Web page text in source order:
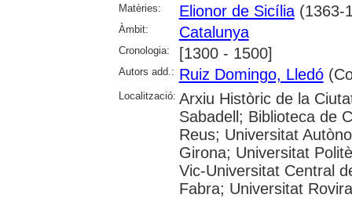
Matèries:
Elionor de Sicília(1363-
Àmbit: Catalunya
Cronologia: [1300 - 1500]
Autors add.: Ruiz Domingo, Lledó
Localització: Arxiu Històric de la
Sabadell; Biblioteca de
Reus; Universitat
Girona; Universitat
Vic-Universitat Central
Fabra; Universitat